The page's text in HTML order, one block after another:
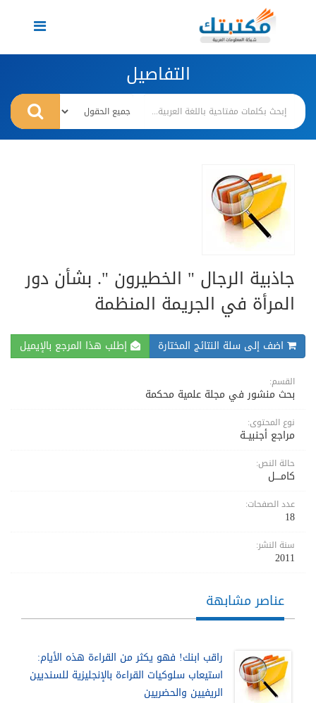
Toggle
navigation
التفاصيل
جاذبية الرجال " الخطيرون ". بشأن دور
المرأة في الجريمة المنظمة
اضف إلى سلة النتائج المختارة إطلب هذا المرجع بالإيميل
القسم:
بحث منشور في مجلة علمية محكمة
نوع المحتوى:
مراجع أجنبيــة
حالة النص:
كامــــل
عدد الصفحات:
18
سنة النشر:
2011
عناصر مشابهة
راقب ابنك! فهو يكثر من القراءة هذه الأيام:
استيعاب سلوكيات القراءة بالإنجليزية للسنديين
الريفيين والحضريين